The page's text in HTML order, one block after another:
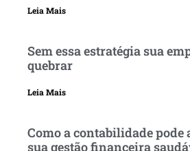
Leia Mais
Sem essa estratégia sua
quebrar
Leia Mais
Como a contabilidade pode
sua gestão financeira